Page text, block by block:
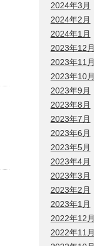
2024年3月
2024年2月
2024年1月
2023年12月
2023年11月
2023年10月
2023年9月
2023年8月
2023年7月
2023年6月
2023年5月
2023年4月
2023年3月
2023年2月
2023年1月
2022年12月
2022年11月